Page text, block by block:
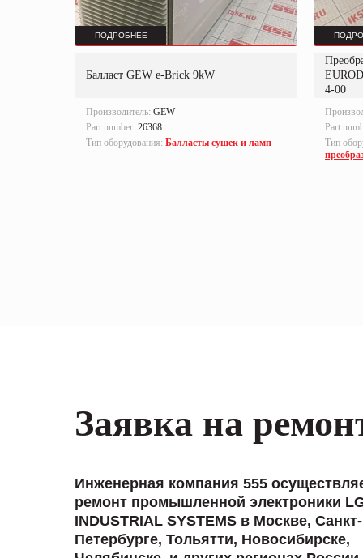
ПОДРОБНЕЕ
Балласт GEW e-Brick 9kW
Производитель: GEW
Part number: 26368
Тип оборудования: Балласты сушек и ламп
4-00
Part
Тип
Заявка на
Инженерная компания 555
ремонт промышленной электроники
INDUSTRIAL SYSTEMS в Москве, Санкт-
Петербурге, Тольятти, Новосибирске,